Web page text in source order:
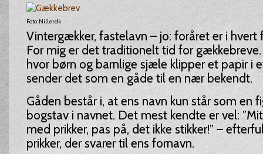
Foto: Nillerdk
Vintergækker, fastelavn – jo: foråret er i hvert
For mig er det traditionelt tid for
hvor børn og barnlige sjæle klipper et papir i
sender det som en gåde til en nær bekendt.
Gåden består i, at ens navn kun står som en
bogstav i navnet. Det mest kendte er vel:
med prikker, pas på, det ikke stikker!” –
prikker, der svarer til ens fornavn.